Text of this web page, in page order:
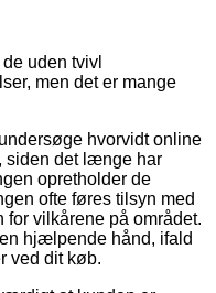
uden tvivl
men det er mange
hvorvidt online
siden det længe har
opretholder de
ofte føres tilsyn med
for vilkårene på området.
hjælpende hånd, ifald
ved dit køb.